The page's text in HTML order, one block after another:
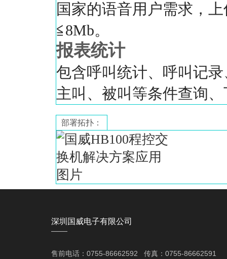
国家的语音用户需求，
≦8Mb。
报表统计
包含呼叫统计、呼叫记
主叫、被叫等条件查询
部署拓扑：
深圳国威电子有限公司
——
售前电话：0755-86662592 传真：0755-86662591